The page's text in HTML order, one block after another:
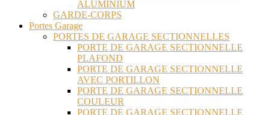
ALUMINIUM
GARDE-CORPS
Portes Garage
PORTES DE GARAGE SECTIONNELLES
PORTE DE GARAGE SECTIONNELLE
PLAFOND
PORTE DE GARAGE SECTIONNELLE
AVEC PORTILLON
PORTE DE GARAGE SECTIONNELLE
COULEUR
PORTE DE GARAGE SECTIONNELLE